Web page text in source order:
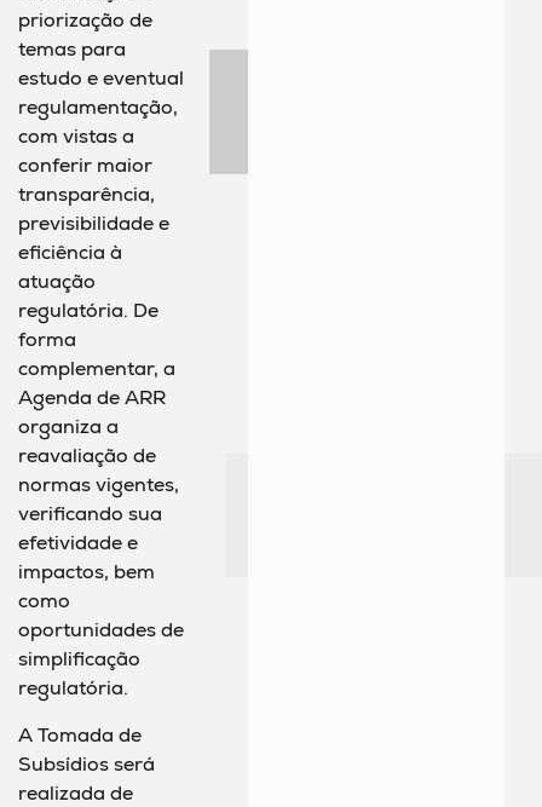
priorização de
temas para
estudo e eventual
regulamentação,
com vistas a
conferir maior
transparência,
previsibilidade e
eficiência à
atuação
regulatória. De
forma
complementar, a
Agenda de ARR
organiza a
reavaliação de
normas vigentes,
verificando sua
efetividade e
impactos, bem
como
oportunidades de
simplificação
regulatória.
A Tomada de
Subsídios será
realizada de